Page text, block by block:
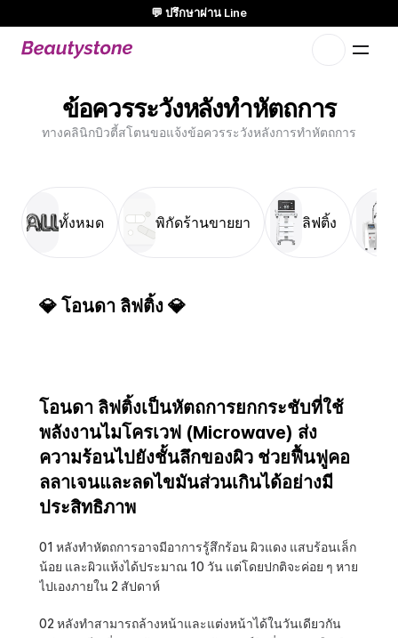
ข้อควรระวังหลังทำหัตถการ
ทางคลินิกบิวตี้สโตนขอแจ้งข้อควรระวังหลังการทำหัตถการ
ทั้งหมด พิกัดร้านขายยา ลิฟติ้ง
💎 โอนดา ลิฟติ้ง 💎
โอนดา ลิฟติ้งเป็นหัตถการยกกระชับที่ใช้
พลังงานไมโครเวฟ (Microwave) ส่ง
ความร้อนไปยังชั้นลึกของผิว ช่วยฟื้นฟูคอ
ลลาเจนและลดไขมันส่วนเกินได้อย่างมี
ประสิทธิภาพ
01 หลังทำหัตถการอาจมีอาการรู้สึกร้อน ผิวแดง แสบร้อนเล็ก
น้อย และผิวแห้งได้ประมาณ 10 วัน แต่โดยปกติจะค่อย ๆ หาย
ไปเองภายใน 2 สัปดาห์
02 หลังทำสามารถล้างหน้าและแต่งหน้าได้ในวันเดียวกัน
💬 ปรึกษาผ่าน Line
🌸 Beautystone Clinic เข้าร่วม Meditox Bangkok Cadaver workshop
แนวทางที่ออกแบบเฉพาะคุณแบบ 1:1